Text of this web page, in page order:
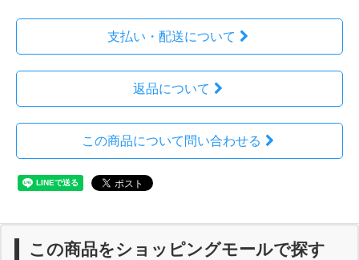
支払い・配送について
返品について
この商品について問い合わせる
この商品をショッピングモールで探す